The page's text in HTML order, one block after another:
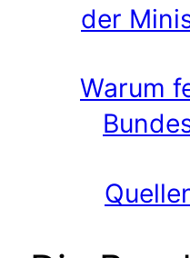
der
Warum